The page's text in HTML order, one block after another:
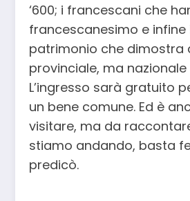
‘600; i francescani che
francescanesimo e
patrimonio che dimostra
provinciale, ma
L’ingresso sarà gratuito
un bene comune. Ed è
visitare, ma da
stiamo andando, basta
predicò.